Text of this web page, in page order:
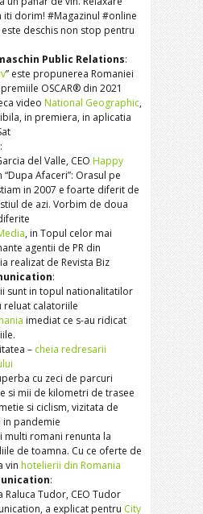
iti dorim! #Magazinul #online
este deschis non stop pentru
Public Relations:
” este propunerea Romaniei
OSCAR® din 2021
video National Geographic,
in premiera, in aplicatia
:
del Valle, CEO Happy
“Dupa Afaceri”: Orasul pe
in 2007 e foarte diferit de
de azi. Vorbim de doua
, in Topul celor mai
agentii de PR din
realizat de Revista Biz
:
sunt in topul nationalitatilor
reluat calatoriile
imediat ce s-au ridicat
– cheia redresarii
cu zeci de parcuri
si mii de kilometri de trasee
si ciclism, vizitata de
in pandemie
multi romani renunta la
de toamna. Cu ce oferte de
vin hotelierii din Romania
:
Raluca Tudor, CEO Tudor
a explicat pentru City